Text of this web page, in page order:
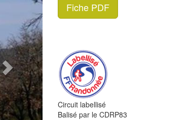
Fiche PDF
Circuit labellisé
Balisé par le CDRP83